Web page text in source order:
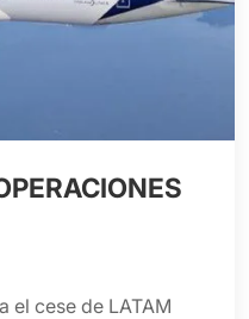
el cese de LATAM